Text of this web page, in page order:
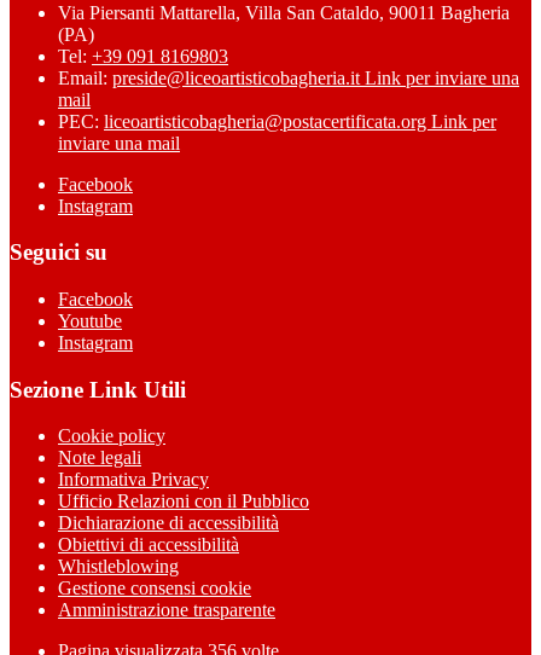
Via Piersanti Mattarella, Villa San Cataldo, 90011 Bagheria
(PA)
Tel: +39 091 8169803
Email: preside@liceoartisticobagheria.it Link per inviare una
mail
PEC: liceoartisticobagheria@postacertificata.org Link per
inviare una mail
Facebook
Instagram
Seguici su
Facebook
Youtube
Instagram
Sezione Link Utili
Cookie policy
Note legali
Informativa Privacy
Ufficio Relazioni con il Pubblico
Dichiarazione di accessibilità
Obiettivi di accessibilità
Whistleblowing
Gestione consensi cookie
Amministrazione trasparente